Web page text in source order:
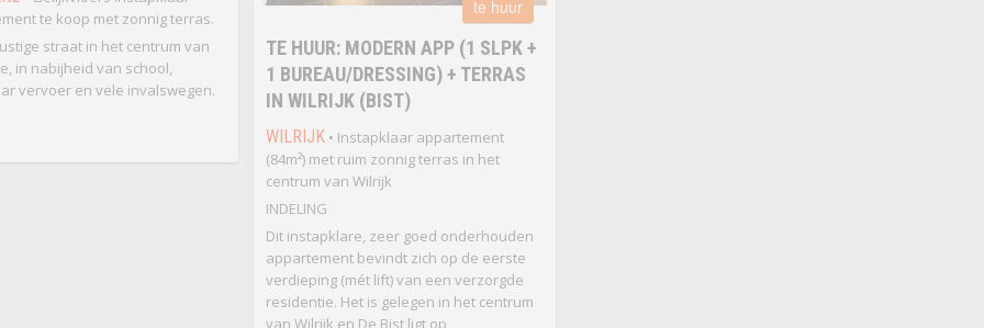
te koop met zonnig terras.
straat in het centrum van
in nabijheid van school,
vervoer en vele invalswegen.
te huur
TE HUUR: MODERN APP (1 SLPK +
1 BUREAU/DRESSING) + TERRAS
IN WILRIJK (BIST)
WILRIJK • Instapklaar appartement
(84m²) met ruim zonnig terras in het
centrum van Wilrijk
INDELING
Dit instapklare, zeer goed onderhouden
appartement bevindt zich op de eerste
verdieping (mét lift) van een verzorgde
residentie. Het is gelegen in het centrum
van Wilrijk en De Bist ligt op